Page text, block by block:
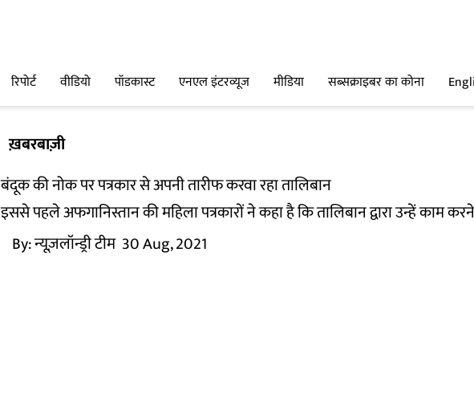
रिपोर्ट वीडियो पॉडकास्ट एनएल इंटरव्यूज मीडिया सब्सक्राइबर का कोना
ख़बरबाज़ी
बंदूक की नोक पर पत्रकार से अपनी तारीफ करवा रहा तालिबान
इससे पहले अफगानिस्तान की महिला पत्रकारों ने कहा है कि तालिबान द्वारा उन्हें काम
By:न्यूज़लॉन्ड्री टीम 30 Aug, 2021